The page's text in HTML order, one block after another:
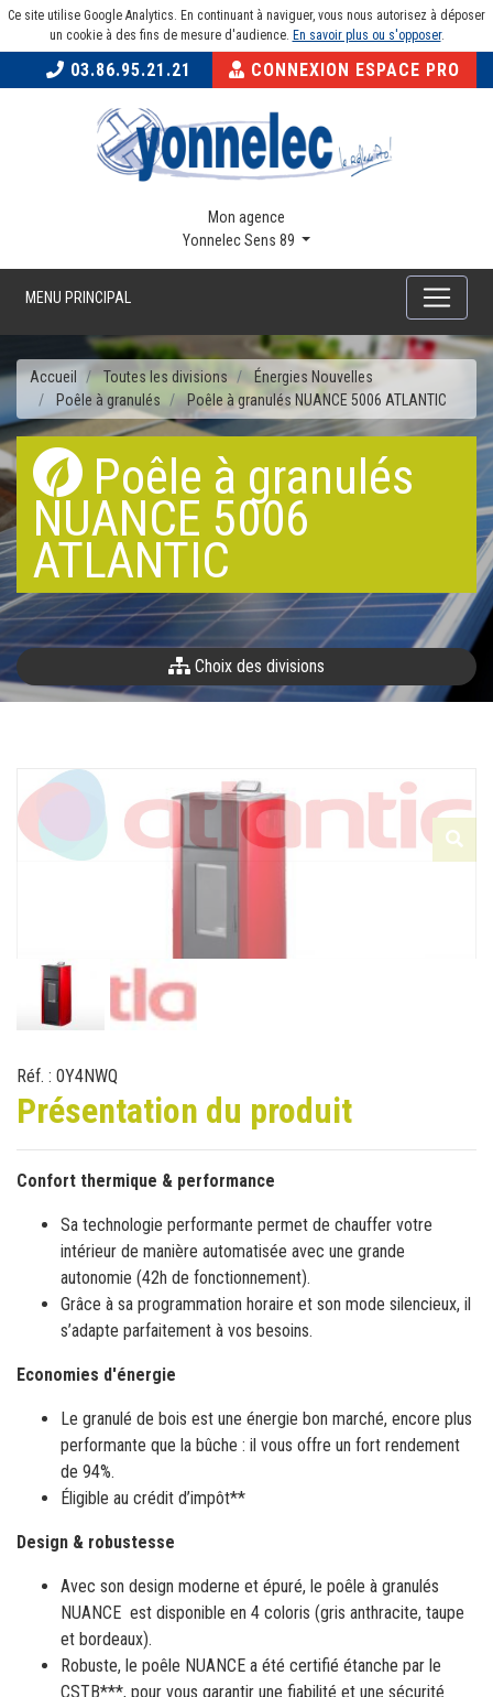
Ce site utilise Google Analytics. En continuant à naviguer, vous nous autorisez à déposer
un cookie à des fins de mesure d'audience. En savoir plus ou s'opposer.
03.86.95.21.21 CONNEXION ESPACE PRO
Mon agence
Yonnelec Sens 89
MENU PRINCIPAL
Accueil Toutes les divisions
Énergies Nouvelles
Poêle à granulés
Poêle à granulés NUANCE 5006 ATLANTIC
Poêle à granulés
NUANCE 5006
ATLANTIC
Choix des divisions
Réf. : 0Y4NWQ
Présentation du produit
Confort thermique & performance
Sa technologie performante permet de chauffer votre
autonomie (42h de fonctionnement).
Grâce à sa programmation horaire et son mode silencieux, il
s’adapte parfaitement à vos besoins.
Economies d'énergie
Le granulé de bois est une énergie bon marché, encore plus
de 94%.
Éligible au crédit d’impôt**
Design & robustesse
Avec son design moderne et épuré, le poêle à granulés
et bordeaux).
Robuste, le poêle NUANCE a été certifié étanche par le
CSTB***, pour vous garantir une fiabilité et une sécurité
maximum.
Caractéristiques